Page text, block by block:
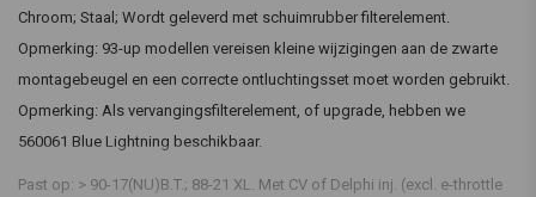
Chroom; Staal; Wordt geleverd met schuimrubber filterelement.
Opmerking: 93-up modellen vereisen kleine wijzigingen aan de zwarte
montagebeugel en een correcte ontluchtingsset moet worden gebruikt.
Opmerking: Als vervangingsfilterelement, of upgrade, hebben we
560061 Blue Lightning beschikbaar.
Past op: > 90-17(NU)B.T.; 88-21 XL. Met CV of Delphi inj. (excl. e-throttle